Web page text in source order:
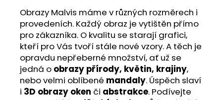
Obrazy Malvis máme v různých rozměrech i
provedeních. Každý obraz je vytištěn přímo
pro zákazníka. O kvalitu se starají grafici,
kteří pro Vás tvoří stále nové vzory. A těch je
opravdu nepřeberné množství, ať už se
jedná o obrazy přírody, květin, krajiny,
nebo velmi oblíbené mandaly. Úspěch slaví
i 3D obrazy oken či abstrakce. Podívejte